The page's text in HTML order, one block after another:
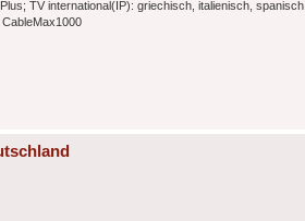
TV international(IP): griechisch, italienisch, spanisch